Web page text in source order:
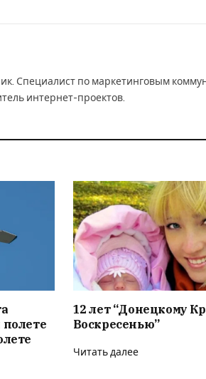
Специалист по маркетинговым
интернет-проектов.
12 лет “Донецкому
Воскресенью”
Читать далее